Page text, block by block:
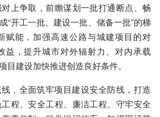
上争取，前瞻谋划一批打通断点、畅
“开工一批、建设一批、储备一批”的梯
赋能，加强高速公路与城建项目的对
益，提升城市对外辐射力、对内承载
目建设加快推进创造良好条件。
，全面筑牢项目建设安全防线，打造
程、安全工程、廉洁工程。守牢安全